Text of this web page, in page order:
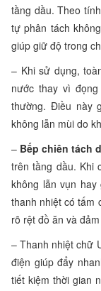
tầng dầu. Theo
tự phân tách
giúp giữ độ trong
– Khi sử dụng,
nước thay vì
thường. Điều này
không lẫn mùi do
– Bếp chiên tách
trên tầng dầu. Khi
không lẫn vụn
thanh nhiệt có tấm
rõ rệt đồ ăn và
– Thanh nhiệt chữ
điện giúp đẩy
tiết kiệm thời gian